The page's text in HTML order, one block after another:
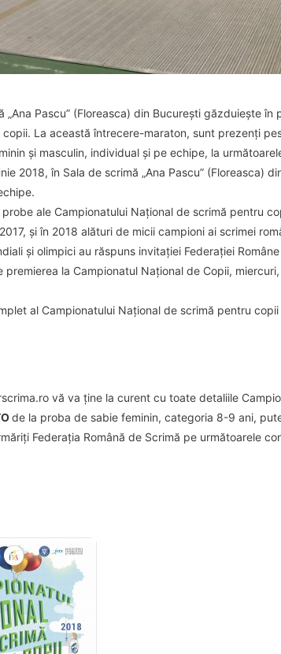
„Ana Pascu” (Floreasca) din București găzduiește
copii. La această întrecere-maraton, sunt prezenți
și masculin, individual și pe echipe, la
2018, în Sala de scrimă „Ana Pascu” (Floreasca)
probe ale Campionatului Național de scrimă pentru
și în 2018 alături de micii campioni ai scrimei
și olimpici au răspuns invitației Federației
premierea la Campionatul Național de Copii,
al Campionatului Național de scrimă pentru
vă va ține la curent cu toate detaliile
de la proba de sabie feminin, categoria 8-9 ani,
Federația Română de Scrimă pe următoarele